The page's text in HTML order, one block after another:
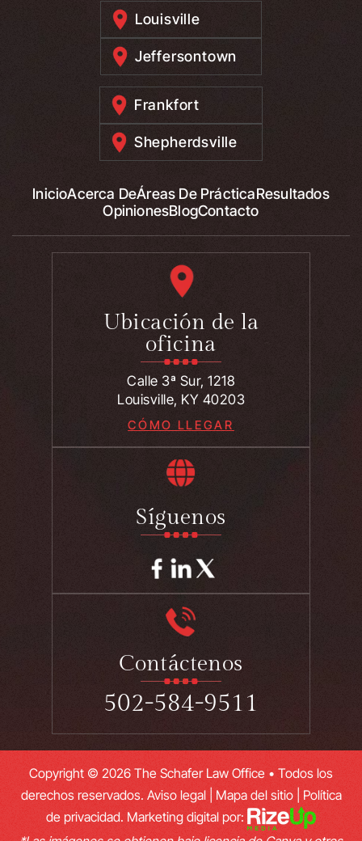
Louisville
Jeffersontown
Frankfort
Shepherdsville
InicioAcerca DeÁreas De PrácticaResultados
OpinionesBlogContacto
Ubicación de la
oficina
Calle 3ª Sur, 1218
Louisville, KY 40203
CÓMO LLEGAR
Síguenos
Contáctenos
502-584-9511
Copyright © 2026 The Schafer Law Office • Todos los
derechos reservados. Aviso legal| Mapa del sitio| Política
de privacidad. Marketing digital por: